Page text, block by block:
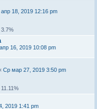
апр 18, 2019 12:16 pm
3.7%
16, 2019 10:08 pm
Ср мар 27, 2019 3:50 pm
2019 1:41 pm